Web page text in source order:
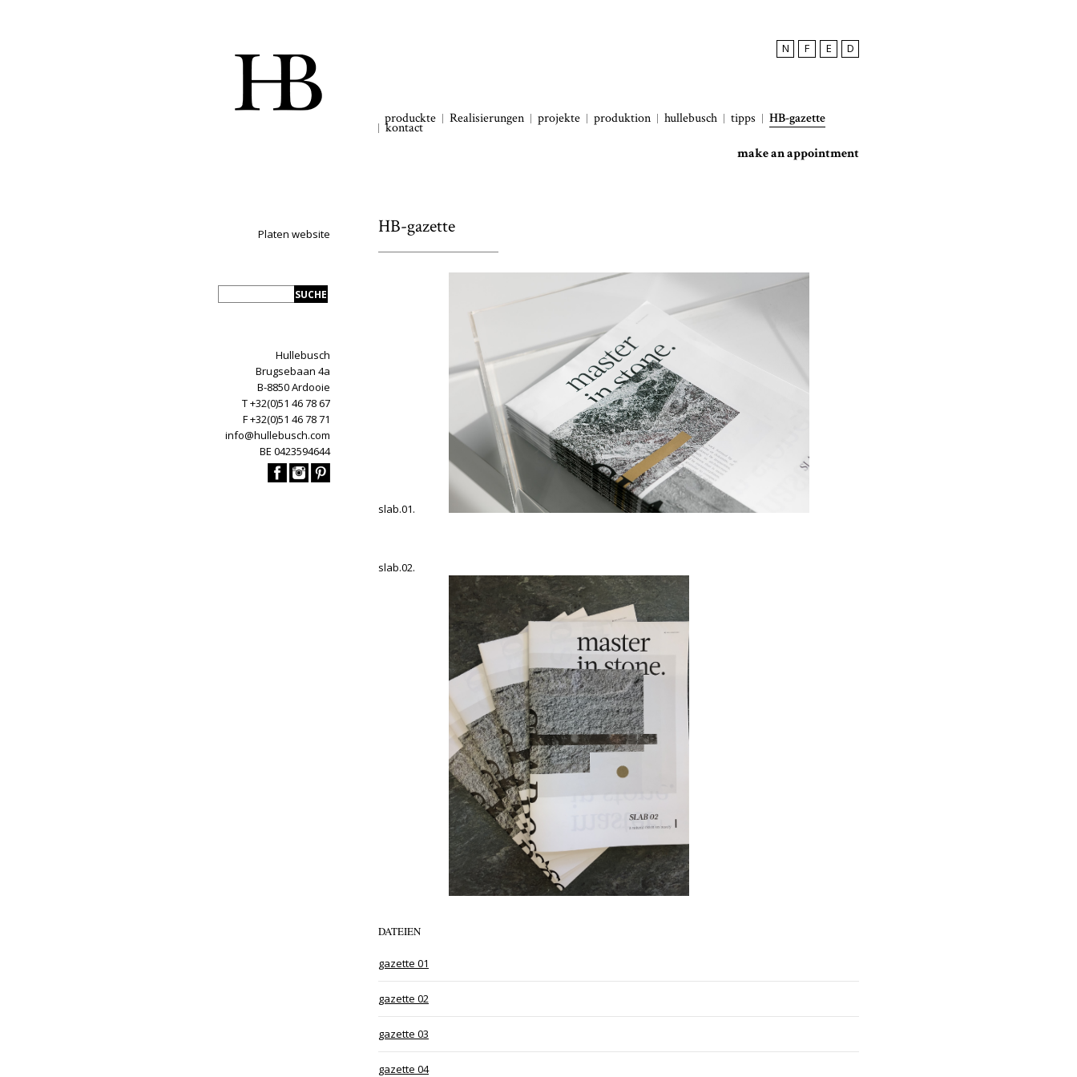
N F E D
produckte Realisierungen projekte produktion hullebusch tipps HB-gazette
kontact
make an appointment
Platen website
Hullebusch
Brugsebaan 4a
B-8850 Ardooie
T +32(0)51 46 78 67
F +32(0)51 46 78 71
info@hullebusch.com
BE 0423594644
HB-gazette
slab.01.
slab.02.
DATEIEN
gazette 01
gazette 02
gazette 03
gazette 04